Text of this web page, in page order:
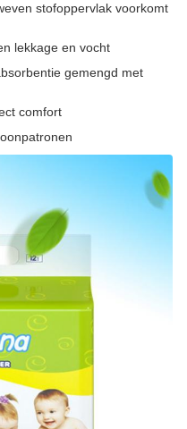
stofoppervlak voorkomt
lekkage en vocht
gemengd met
comfort